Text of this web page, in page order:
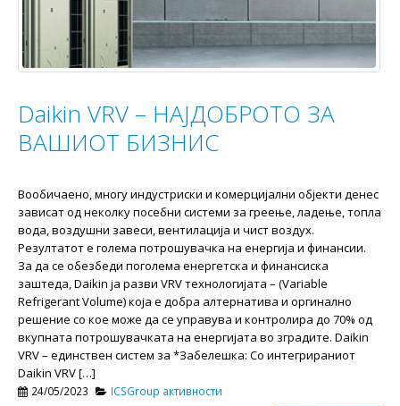
Daikin VRV – НАЈДОБРОТО ЗА
ВАШИОТ БИЗНИС
Вообичаено, многу индустриски и комерцијални објекти денес
зависат од неколку посебни системи за греење, ладење, топла
вода, воздушни завеси, вентилација и чист воздух.
Резултатот е голема потрошувачка на енергија и финансии.
За да се обезбеди поголема енергетска и финансиска
заштеда, Daikin ја разви VRV технологијата – (Variable
Refrigerant Volume) која е добрa алтернатива и оргинално
решение со кое може да се управува и контролира до 70% од
вкупната потрошувачката на енергијата во зградите. Daikin
VRV – единствен систем за *Забелешка: Со интегрираниот
Daikin VRV […]
24/05/2023 ICSGroup активности